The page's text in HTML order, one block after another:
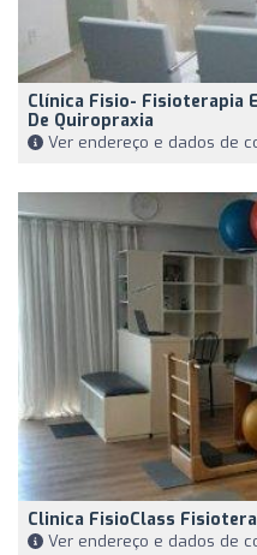
Clínica Fisio- Fisioterapia
De Quiropraxia
Ver endereço e dados de
Clinica FisioClass
Ver endereço e dados de